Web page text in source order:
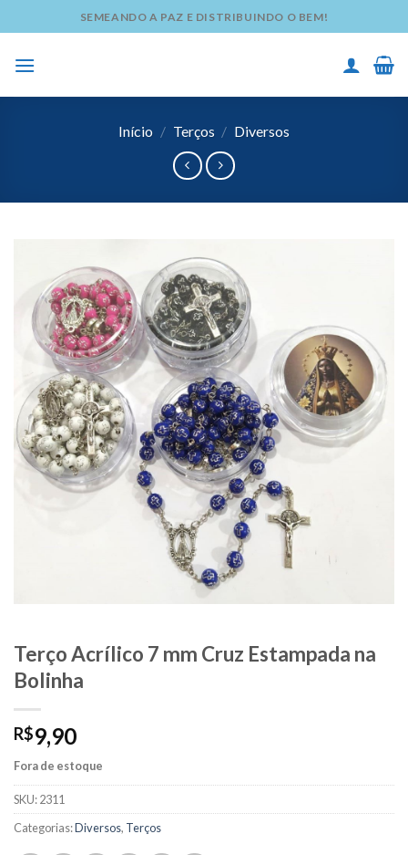
to
content
SEMEANDO A PAZ E DISTRIBUINDO O BEM!
Início / Terços / Diversos
Terço Acrílico 7 mm Cruz Estampada na
Bolinha
R$9,90
Fora de estoque
SKU:2311
Categorias:Diversos, Terços